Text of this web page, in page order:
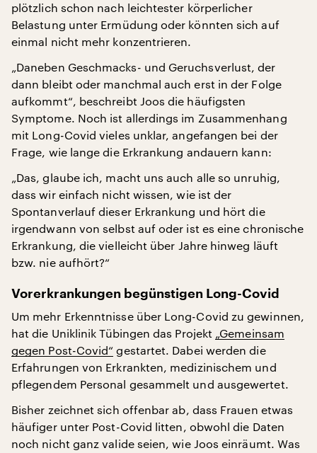
plötzlich schon nach leichtester körperlicher
Belastung unter Ermüdung oder könnten sich auf
einmal nicht mehr konzentrieren.
„Daneben Geschmacks- und Geruchsverlust, der
dann bleibt oder manchmal auch erst in der Folge
aufkommt“, beschreibt Joos die häufigsten
Symptome. Noch ist allerdings im Zusammenhang
mit Long-Covid vieles unklar, angefangen bei der
Frage, wie lange die Erkrankung andauern kann:
„Das, glaube ich, macht uns auch alle so unruhig,
dass wir einfach nicht wissen, wie ist der
Spontanverlauf dieser Erkrankung und hört die
irgendwann von selbst auf oder ist es eine chronische
Erkrankung, die vielleicht über Jahre hinweg läuft
bzw. nie aufhört?“
Vorerkrankungen begünstigen Long-Covid
Um mehr Erkenntnisse über Long-Covid zu gewinnen,
hat die Uniklinik Tübingen das Projekt „Gemeinsam
gegen Post-Covid“ gestartet. Dabei werden die
Erfahrungen von Erkrankten, medizinischem und
pflegendem Personal gesammelt und ausgewertet.
Bisher zeichnet sich offenbar ab, dass Frauen etwas
häufiger unter Post-Covid litten, obwohl die Daten
noch nicht ganz valide seien, wie Joos einräumt. Was